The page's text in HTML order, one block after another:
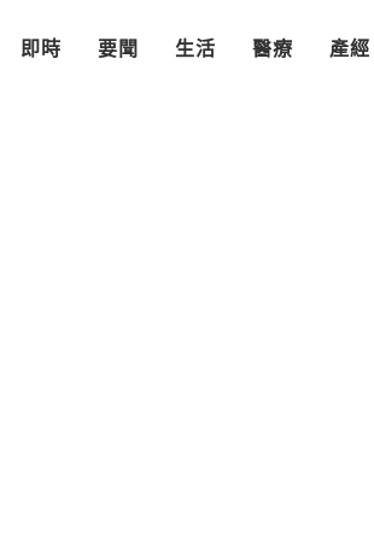
即時 要聞 生活 醫療 產經